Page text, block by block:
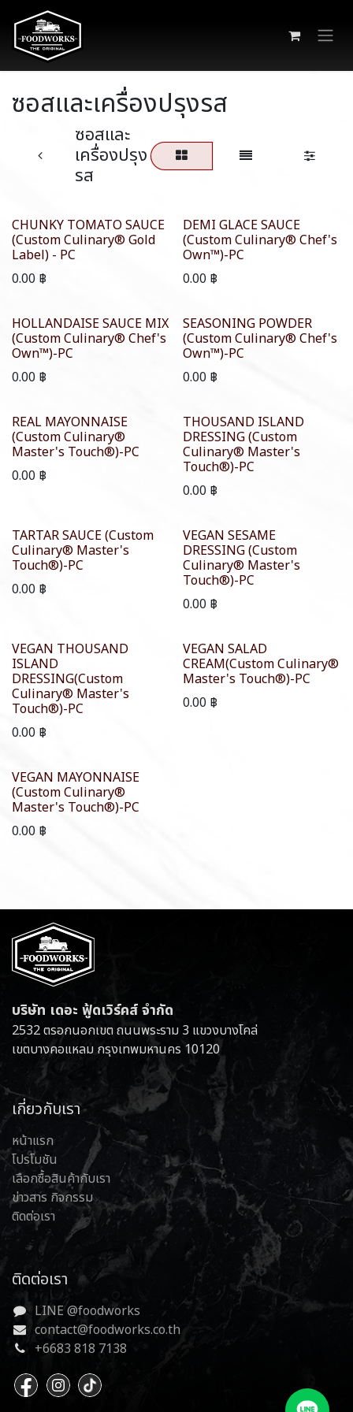
Skip to Content
ซอสและเครื่องปรุงรส
ซอสและ
เครื่องปรุง
รส
CHUNKY TOMATO SAUCE
(Custom Culinary® Gold
Label) - PC
0.00 ฿
DEMI GLACE SAUCE
(Custom Culinary® Chef's
Own™)-PC
0.00 ฿
HOLLANDAISE SAUCE MIX
(Custom Culinary® Chef's
Own™)-PC
0.00 ฿
SEASONING POWDER
(Custom Culinary® Chef's
Own™)-PC
0.00฿
REAL MAYONNAISE
(Custom Culinary®
Master's Touch®)-PC
0.00 ฿
THOUSAND ISLAND
DRESSING (Custom
Culinary® Master's
Touch®)-PC
0.00฿
TARTAR SAUCE (Custom
Culinary® Master's
Touch®)-PC
0.00 ฿
VEGAN SESAME
DRESSING (Custom
Culinary® Master's
Touch®)-PC
0.00 ฿
VEGAN THOUSAND
ISLAND
DRESSING(Custom
Culinary® Master's
Touch®)-PC
0.00 ฿
VEGAN SALAD
CREAM(Custom Culinary®
Master's Touch®)-PC
0.00 ฿
VEGAN MAYONNAISE
(Custom Culinary®
Master's Touch®)-PC
0.00 ฿
บริษัท เดอะ ฟู้ดเวิร์คส์ จำกัด
2532 ตรอกนอกเขต ถนนพระราม 3 แขวงบางโคล่
เขตบางคอแหลม กรุงเทพมหานคร 10120
เกี่ยวกับเรา
หน้าแรก
โปรโมชัน
เลือกซื้อสินค้ากับเรา
ข่าวสาร กิจกรรม
ติดต่อเรา
ติดต่อเรา
LINE @foodworks
contact@foodworks.co.th
+6683 818 7138